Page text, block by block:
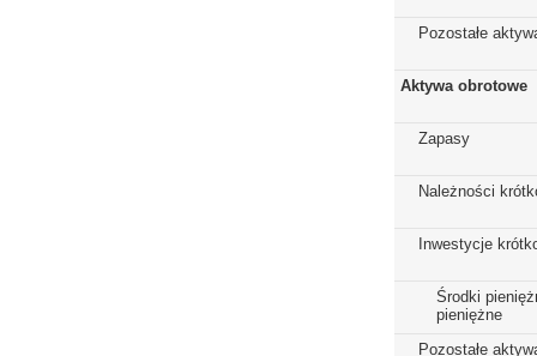
Pozostałe
Aktywa obrotowe
Zapasy
Należności
Inwestycje
Środki
pieniężne
Pozostałe